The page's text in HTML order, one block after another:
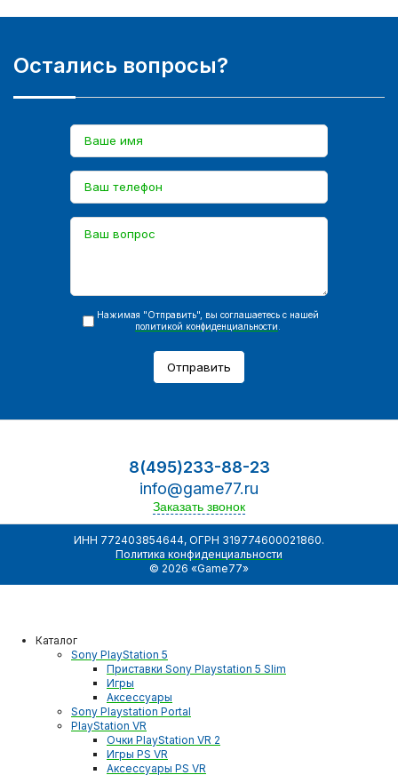
Остались вопросы?
Нажимая "Отправить", вы соглашаетесь с нашей
политикой конфиденциальности
Отправить
8(495)233-88-23
info@game77.ru
Заказать звонок
ИНН 772403854644, ОГРН 319774600021860.
Политика конфиденциальности
© 2026 «Game77»
Каталог
Sony PlayStation 5
Приставки Sony Playstation 5 Slim
Игры
Аксессуары
Sony Playstation Portal
PlayStation VR
Очки PlayStation VR 2
Игры PS VR
Аксессуары PS VR